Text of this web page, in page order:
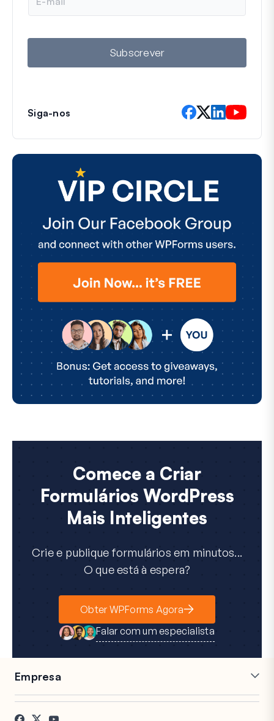
a
l
Subscrever
Siga-nos
Comece a Criar
Formulários WordPress
Mais Inteligentes
Crie e publique formulários em minutos...
O que está à espera?
Obter WPForms Agora
Falar com um especialista
Empresa
Carreiras
Testemunhos
Afiliados